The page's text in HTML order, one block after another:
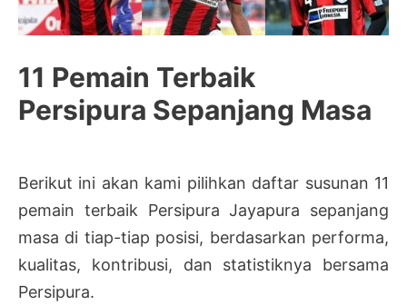
11 Pemain Terbaik
Persipura Sepanjang Masa
Berikut ini akan kami pilihkan daftar susunan 11
pemain terbaik Persipura Jayapura sepanjang
masa di tiap-tiap posisi, berdasarkan performa,
kualitas, kontribusi, dan statistiknya bersama
Persipura.